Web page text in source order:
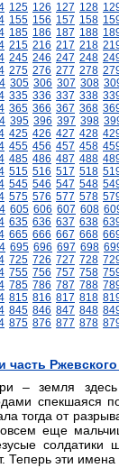
125 126 127 128
155 156 157 158
185 186 187 188
215 216 217 218
245 246 247 248
275 276 277 278
305 306 307 308
335 336 337 338
365 366 367 368
395 396 397 398
425 426 427 428
455 456 457 458
485 486 487 488
515 516 517 518
545 546 547 548
575 576 577 578
605 606 607 608
635 636 637 638
665 666 667 668
695 696 697 698
725 726 727 728
755 756 757 758
785 786 787 788
815 816 817 818
845 846 847 848
875 876 877 878
часть
– земля здесь
спекшаяся
тогда от
еще
Теперь эти